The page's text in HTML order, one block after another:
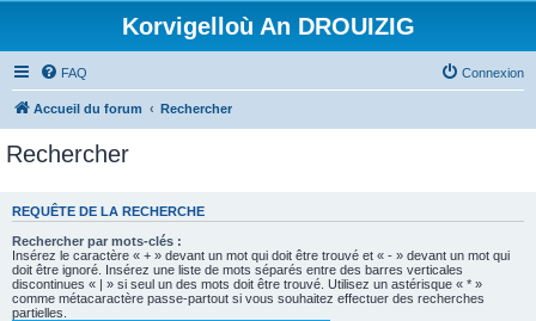
Korvigelloù An DROUIZIG
FAQ Connexion
Accueil du forum Rechercher
Rechercher
REQUÊTE DE LA RECHERCHE
Rechercher par mots-clés :
Insérez le caractère « + » devant un mot qui doit être trouvé et « - » devant un mot qui
doit être ignoré. Insérez une liste de mots séparés entre des barres verticales
discontinues « | » si seul un des mots doit être trouvé. Utilisez un astérisque « * »
comme métacaractère passe-partout si vous souhaitez effectuer des recherches
partielles.